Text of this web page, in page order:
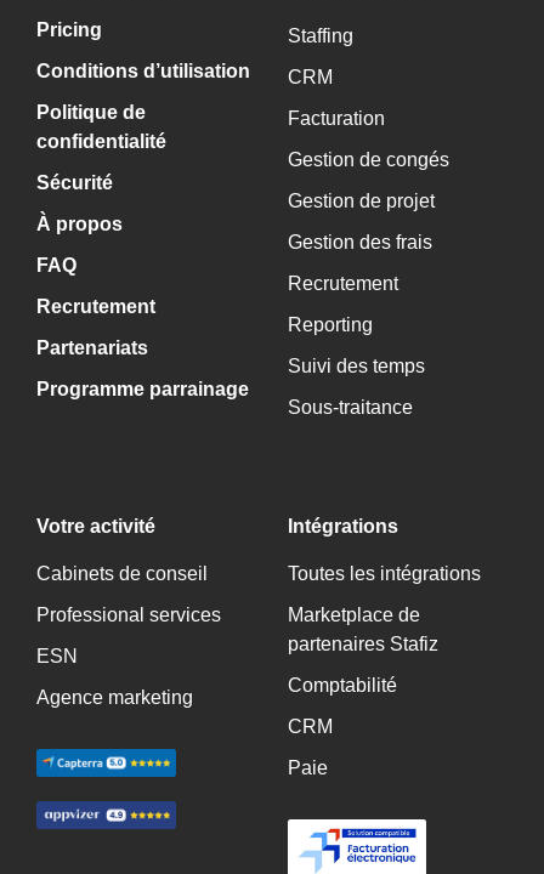
Pricing
Conditions d’utilisation
Politique de
confidentialité
Sécurité
À propos
FAQ
Recrutement
Partenariats
Programme parrainage
Staffing
CRM
Facturation
Gestion de congés
Gestion de projet
Gestion des frais
Recrutement
Reporting
Suivi des temps
Sous-traitance
Votre activité
Cabinets de conseil
Professional services
ESN
Agence marketing
Intégrations
Toutes les intégrations
Marketplace de
partenaires Stafiz
Comptabilité
CRM
Paie